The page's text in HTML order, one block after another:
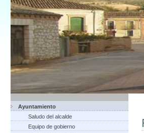
Ayuntamiento
Saludo del alcalde
Equipo de gobierno